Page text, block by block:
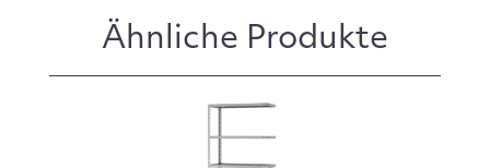
Ähnliche Produkte